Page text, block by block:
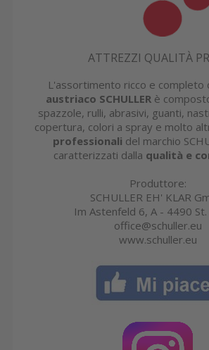
ATTREZZI QUALITÀ
L'assortimento ricco e completo
austriaco SCHULLER è
spazzole, rulli, abrasivi, guanti,
copertura, colori a spray e molto
professionali del marchio
caratterizzati dalla qualità e
Produttore:
SCHULLER EH' KLAR
Im Astenfeld 6, A - 4490 St.
office@schuller.eu
www.schuller.eu